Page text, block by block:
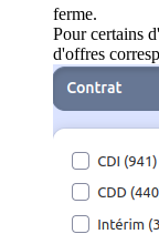
ferme.
Pour certains
d'offres